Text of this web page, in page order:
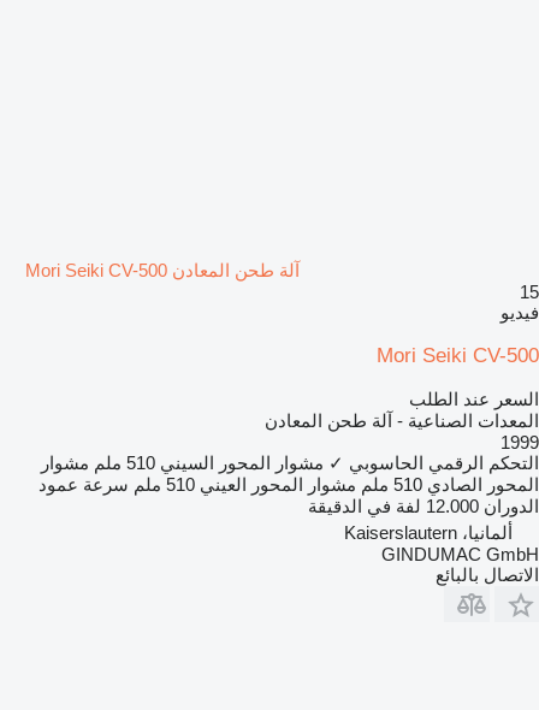
آلة طحن المعادن Mori Seiki CV-500
15
فيديو
Mori Seiki CV-500
السعر عند الطلب
المعدات الصناعية - آلة طحن المعادن
1999
التحكم الرقمي الحاسوبي ✓ مشوار المحور السيني 510 ملم
مشوار
المحور الصادي 510 ملم مشوار المحور العيني 510 ملم
سرعة عمود
الدوران 12.000 لفة في الدقيقة
ألمانيا، Kaiserslautern
GINDUMAC GmbH
الاتصال بالبائع